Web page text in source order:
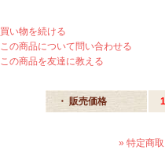
買い物を続ける
この商品について問い合わせる
この商品を友達に教える
・ 販売価格
» 特定商